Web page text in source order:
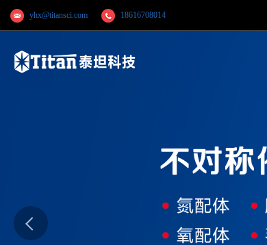
yhx@titansci.com 18616708014